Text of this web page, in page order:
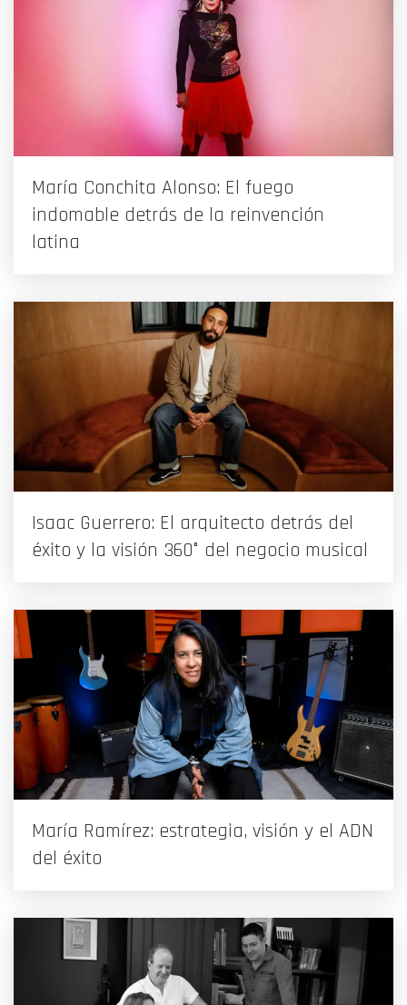
María Conchita Alonso: El fuego
indomable detrás de la reinvención
latina
Isaac Guerrero: El arquitecto detrás del
éxito y la visión 360° del negocio musical
María Ramírez: estrategia, visión y el ADN
del éxito